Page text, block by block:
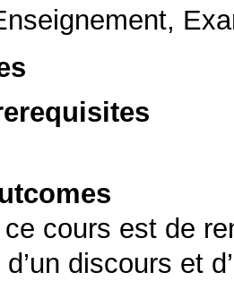
ce cours est de
discours et